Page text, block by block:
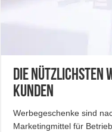
Die nützlichsten
Kunden
Werbegeschenke sind
Marketingmittel für